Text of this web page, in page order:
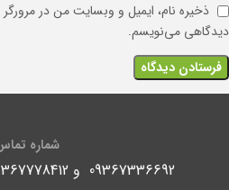
ذخیره نام، ایمیل و وبسایت من در مرورگر
دیدگاهی می‌نویسم.
شماره
09367336692 و 09367778412 و 09367336697